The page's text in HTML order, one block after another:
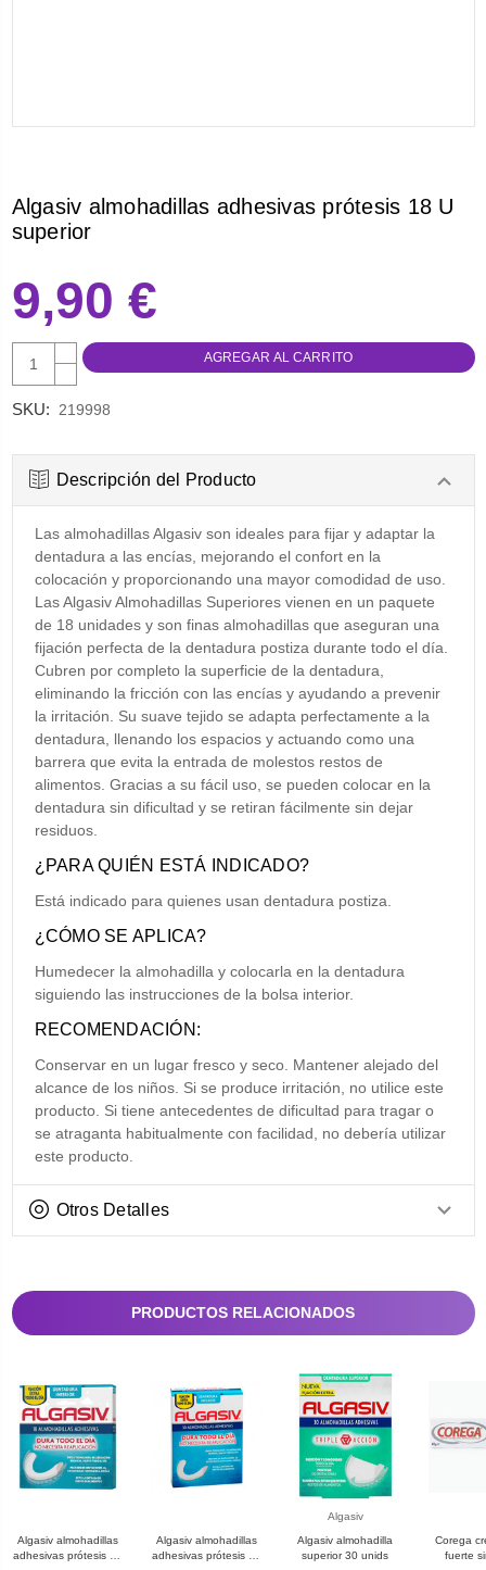
Algasiv almohadillas adhesivas prótesis 18 U
superior
9,90 €
AUMENTAR
CANTIDAD:
DISMINUIR
SKU: 219998
Descripción del Producto
Las almohadillas Algasiv son ideales para fijar y adaptar la
dentadura a las encías, mejorando el confort en la
colocación y proporcionando una mayor comodidad de uso.
Las Algasiv Almohadillas Superiores vienen en un paquete
de 18 unidades y son finas almohadillas que aseguran una
fijación perfecta de la dentadura postiza durante todo el día.
Cubren por completo la superficie de la dentadura,
eliminando la fricción con las encías y ayudando a prevenir
la irritación. Su suave tejido se adapta perfectamente a la
dentadura, llenando los espacios y actuando como una
barrera que evita la entrada de molestos restos de
alimentos. Gracias a su fácil uso, se pueden colocar en la
dentadura sin dificultad y se retiran fácilmente sin dejar
residuos.
¿PARA QUIÉN ESTÁ INDICADO?
Está indicado para quienes usan dentadura postiza.
¿CÓMO SE APLICA?
Humedecer la almohadilla y colocarla en la dentadura
siguiendo las instrucciones de la bolsa interior.
RECOMENDACIÓN:
Conservar en un lugar fresco y seco. Mantener alejado del
alcance de los niños. Si se produce irritación, no utilice este
producto. Si tiene antecedentes de dificultad para tragar o
se atraganta habitualmente con facilidad, no debería utilizar
este producto.
Otros Detalles
PRODUCTOS RELACIONADOS
Algasiv almohadillas
adhesivas prótesis 18
Algasiv almohadillas
adhesivas prótesis 30
Algasiv
Algasiv almohadilla
superior 30 unids
Corega
fuerte